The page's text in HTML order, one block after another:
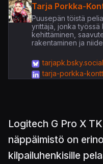
Tarja Porkka-
Puusepän töistä
yrittäjä, jonka työssä
kehittäminen,
rakentaminen ja
tarjapk.bsky.social
tarja-porkka-
Logitech G Pro X
näppäimistö on
kilpailuhenkisille